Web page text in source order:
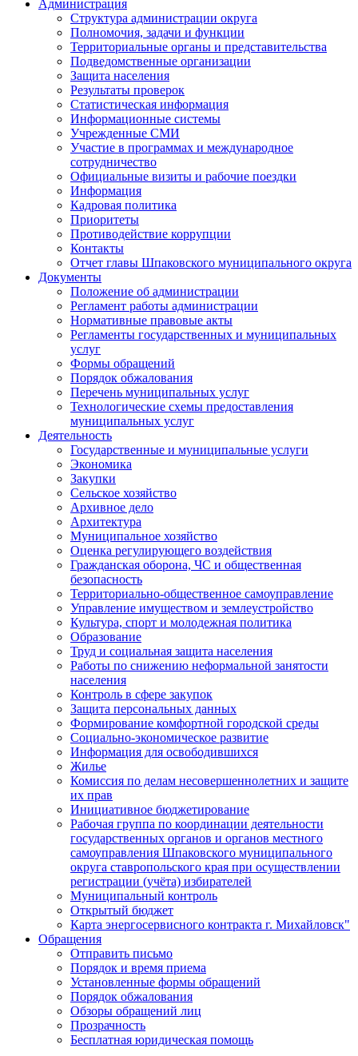
Администрация
Структура администрации округа
Полномочия, задачи и функции
Территориальные органы и представительства
Подведомственные организации
Защита населения
Результаты проверок
Статистическая информация
Информационные системы
Учрежденные СМИ
Участие в программах и международное
сотрудничество
Официальные визиты и рабочие поездки
Информация
Кадровая политика
Приоритеты
Противодействие коррупции
Контакты
Отчет главы Шпаковского муниципального округа
Документы
Положение об администрации
Регламент работы администрации
Нормативные правовые акты
Регламенты государственных и муниципальных
услуг
Формы обращений
Порядок обжалования
Перечень муниципальных услуг
Технологические схемы предоставления
муниципальных услуг
Деятельность
Государственные и муниципальные услуги
Экономика
Закупки
Сельское хозяйство
Архивное дело
Архитектура
Муниципальное хозяйство
Оценка регулирующего воздействия
Гражданская оборона, ЧС и общественная
безопасность
Территориально-общественное самоуправление
Управление имуществом и землеустройство
Культура, спорт и молодежная политика
Образование
Труд и социальная защита населения
Работы по снижению неформальной занятости
населения
Контроль в сфере закупок
Защита персональных данных
Формирование комфортной городской среды
Социально-экономическое развитие
Информация для освободившихся
Жилье
Комиссия по делам несовершеннолетних и защите
их прав
Инициативное бюджетирование
Рабочая группа по координации деятельности
государственных органов и органов местного
самоуправления Шпаковского муниципального
округа ставропольского края при осуществлении
регистрации (учёта) избирателей
Муниципальный контроль
Открытый бюджет
Карта энергосервисного контракта г. Михайловск"
Обращения
Отправить письмо
Порядок и время приема
Установленные формы обращений
Порядок обжалования
Обзоры обращений лиц
Прозрачность
Бесплатная юридическая помощь